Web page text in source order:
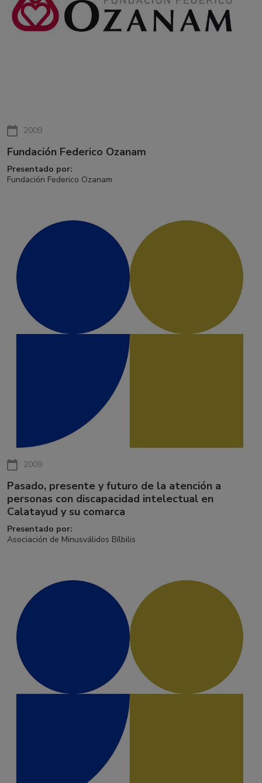
2009
Fundación Federico Ozanam
Presentado por:
Fundación Federico Ozanam
2009
Pasado, presente y futuro de la atención a
personas con discapacidad intelectual en
Calatayud y su comarca
Presentado por:
Asociación de Minusválidos Bílbilis